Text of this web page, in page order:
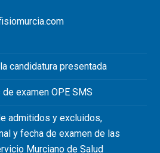
candidatura presentada
examen OPE SMS
admitidos y excluidos,
y fecha de examen de las
Murciano de Salud